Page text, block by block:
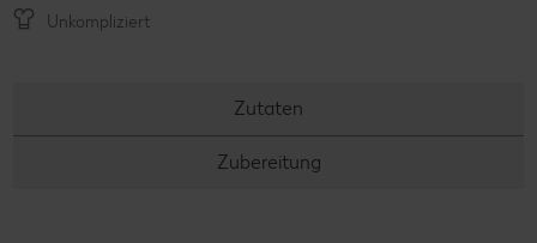
Unkompliziert
Zutaten
Zubereitung